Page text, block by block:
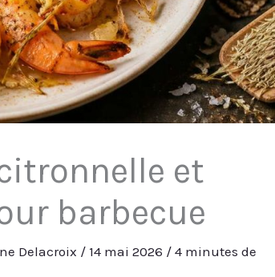
et
barbecue
Delacroix / 14 mai 2026 /4 minutes de